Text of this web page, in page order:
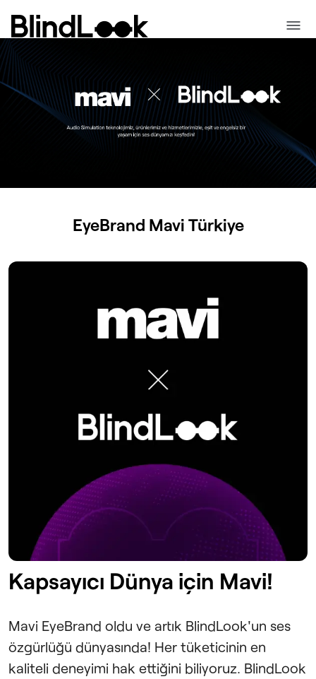
EyeBrand Mavi Türkiye
Kapsayıcı Dünya için Mavi!
Mavi EyeBrand oldu ve artık BlindLook'un ses
özgürlüğü dünyasında! Her tüketicinin en
kaliteli deneyimi hak ettiğini biliyoruz. BlindLook